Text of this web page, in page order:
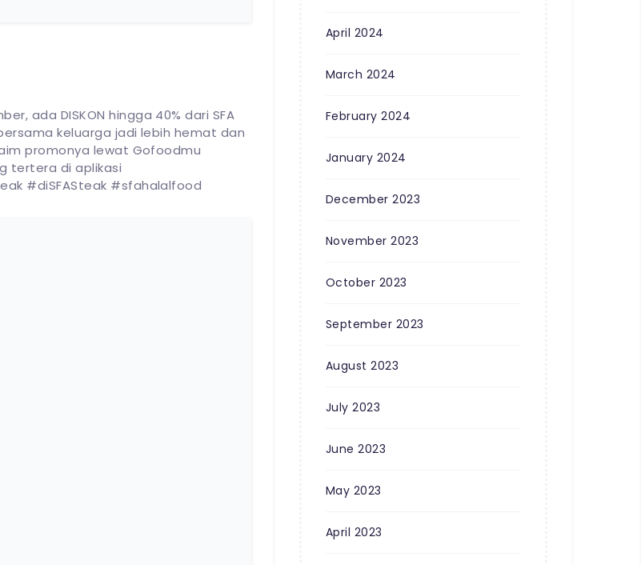
100%
ada DISKON hingga 40% dari SFA
keluarga jadi lebih hemat dan
promonya lewat Gofoodmu
tertera di aplikasi
#diSFASteak #sfahalalfood
April 2024
March 2024
February 2024
January 2024
December 2023
November 2023
October 2023
September 2023
August 2023
July 2023
June 2023
May 2023
April 2023